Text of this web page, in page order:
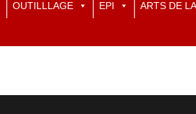
OUTILLLAGE EPI ARTS DE